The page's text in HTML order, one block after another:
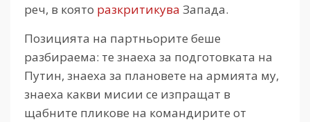
реч, в която разкритикува Запада.
Позицията на партньорите беше
разбираема: те знаеха за подготовката на
Путин, знаеха за плановете на армията му,
знаеха какви мисии се изпращат в
щабните пликове на командирите от